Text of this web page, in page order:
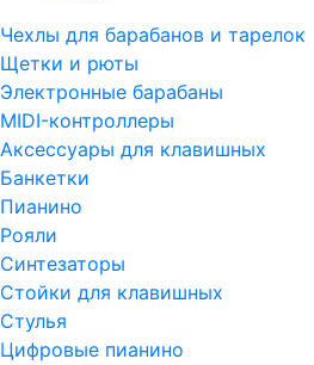
Чехлы для барабанов и тарелок
Щетки и рюты
Электронные барабаны
MIDI-контроллеры
Аксессуары для клавишных
Банкетки
Пианино
Рояли
Синтезаторы
Стойки для клавишных
Стулья
Цифровые пианино